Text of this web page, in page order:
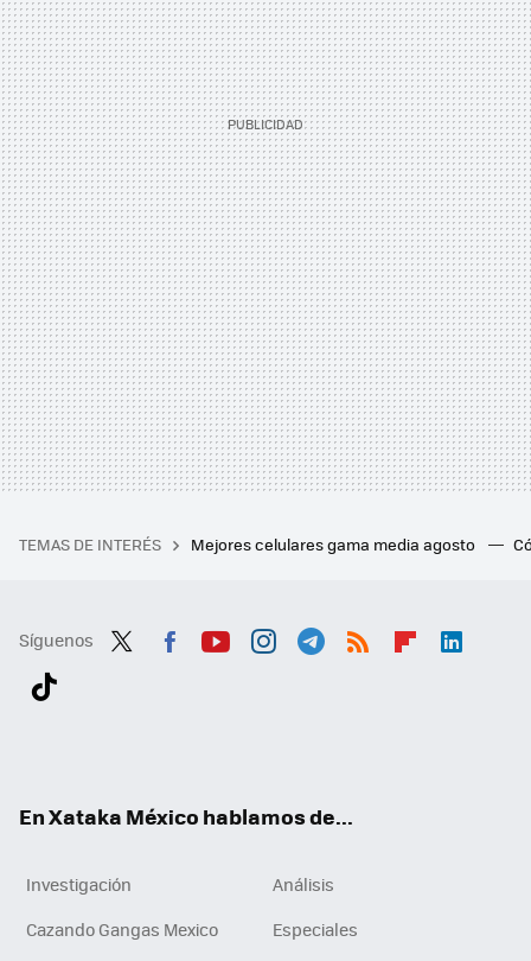
TEMAS DE INTERÉS Mejores celulares gama media agosto
Síguenos
En Xataka México hablamos de...
Investigación
Análisis
Cazando Gangas Mexico
Especiales